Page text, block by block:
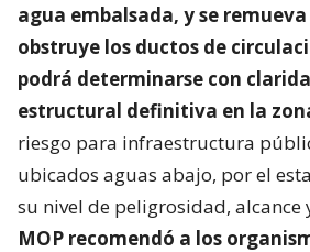
agua embalsada, y se
obstruye los ductos de
podrá determinarse con
estructural definitiva en la
riesgo para infraestructura
ubicados aguas abajo, por el
su nivel de peligrosidad,
MOP recomendó a los